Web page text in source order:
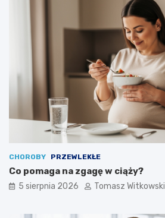
CHOROBY PRZEWLEKŁE
Co pomaga na zgagę w ciąży?
5 sierpnia 2026 Tomasz Witkowski